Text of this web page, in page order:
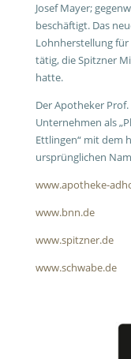
Josef Mayer;
beschäftigt. Das
Lohnherstellung
tätig, die Spitzner
hatte.
Der Apotheker
Unternehmen als
Ettlingen“ mit dem
ursprünglichen
www.apotheke-
www.bnn.de
www.spitzner.de
www.schwabe.de